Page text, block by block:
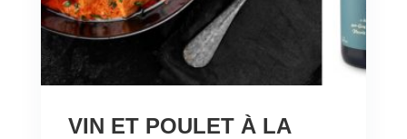
VIN ET POULET À LA